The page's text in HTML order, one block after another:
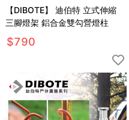
【DIBOTE】 迪伯特 立式伸縮
三腳燈架 鋁合金雙勾營燈柱
$790